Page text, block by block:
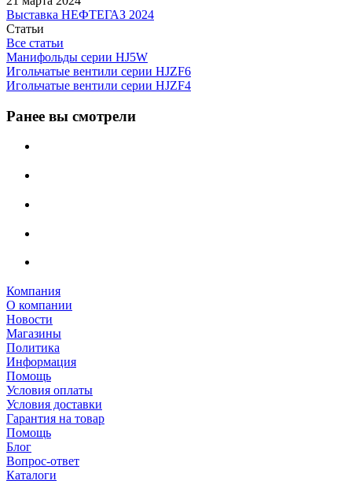
Выставка НЕФТЕГАЗ 2024
Статьи
Все статьи
Манифольды серии HJ5W
Игольчатые вентили серии HJZF6
Игольчатые вентили серии HJZF4
Ранее вы смотрели
Компания
О компании
Новости
Магазины
Политика
Информация
Помощь
Условия оплаты
Условия доставки
Гарантия на товар
Помощь
Блог
Вопрос-ответ
Каталоги